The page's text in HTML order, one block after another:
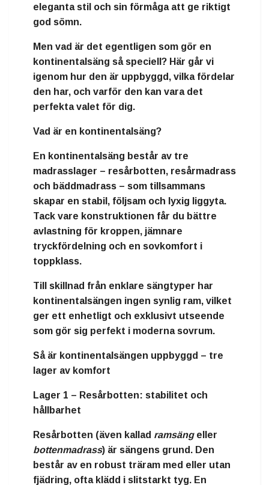
eleganta stil och sin förmåga att ge riktigt
god sömn.
Men vad är det egentligen som gör en
kontinentalsäng så speciell? Här går vi
igenom hur den är uppbyggd, vilka fördelar
den har, och varför den kan vara det
perfekta valet för dig.
Vad är en kontinentalsäng?
En kontinentalsäng består av tre
madrasslager – resårbotten, resårmadrass
och bäddmadrass – som tillsammans
skapar en stabil, följsam och lyxig liggyta.
Tack vare konstruktionen får du bättre
avlastning för kroppen, jämnare
tryckfördelning och en sovkomfort i
toppklass.
Till skillnad från enklare sängtyper har
kontinentalsängen ingen synlig ram, vilket
ger ett enhetligt och exklusivt utseende
som gör sig perfekt i moderna sovrum.
Så är kontinentalsängen uppbyggd – tre
lager av komfort
Lager 1 – Resårbotten: stabilitet och
hållbarhet
Resårbotten (även kallad ramsängeller
bottenmadrass) är sängens grund. Den
består av en robust träram med eller utan
fjädring, ofta klädd i slitstarkt tyg. En